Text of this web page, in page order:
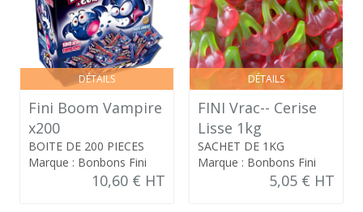
DÉTAILS
Fini Boom Vampire
x200
BOITE DE 200 PIECES
Marque : Bonbons Fini
10,60 € HT
DÉTAILS
FINI Vrac-- Cerise
Lisse 1kg
SACHET DE 1KG
Marque : Bonbons Fini
5,05 € HT